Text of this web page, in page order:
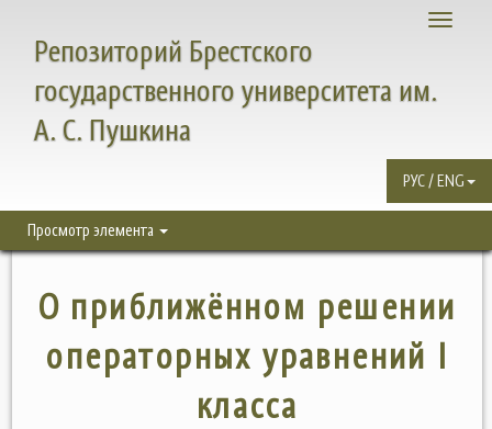
Toggle
Репозиторий Брестского
государственного университета им.
А. С. Пушкина
РУС / ENG
Просмотр элемента
О приближённом решении
операторных уравнений I
класса